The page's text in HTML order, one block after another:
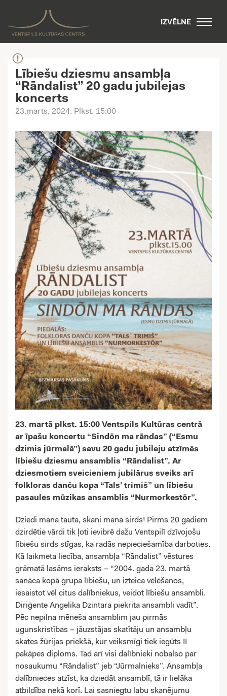
IZVĒLNE
Lībiešu dziesmu ansambļa
“Rāndalist” 20 gadu jubilejas
koncerts
23.marts, 2024. Plkst. 15:00
23. martā plkst. 15:00 Ventspils Kultūras centrā
ar īpašu koncertu “Sindõn ma rāndas” (“Esmu
dzimis jūrmalā”) savu 20 gadu jubileju atzīmēs
lībiešu dziesmu ansamblis “Rāndalist”. Ar
dziesmotiem sveicieniem jubilārus sveiks arī
folkloras danču kopa “Tals’ trimiš” un lībiešu
pasaules mūzikas ansamblis “Nurmorkestõr”.
Dziedi mana tauta, skani mana sirds! Pirms 20 gadiem
dzirdētie vārdi tik ļoti ievibrē dažu Ventspilī dzīvojošu
lībiešu sirds stīgas, ka radās nepieciešamība darboties.
Kā laikmeta liecība, ansambļa “Rāndalist” vēstures
grāmatā lasāms ieraksts – “2004. gada 23. martā
sanāca kopā grupa lībiešu, un izteica vēlēšanos,
iesaistot vēl citus dalībniekus, veidot lībiešu ansambli.
Diriģente Angelika Dzintara piekrita ansambli vadīt”.
Pēc nepilna mēneša ansamblim jau pirmās
ugunskristības – jāuzstājas skatītāju un ansambļu
skates žūrijas priekšā, kur veiksmīgi tiek iegūts II
pakāpes diploms. Tad arī visi dalībnieki nobalso par
nosaukumu “Rāndalist” jeb “Jūrmalnieks”. Ansambļa
dalībnieces atzīst, ka dziedāt ansamblī, tā ir lielāka
atbildība nekā korī. Lai sasniegtu labu skanējumu